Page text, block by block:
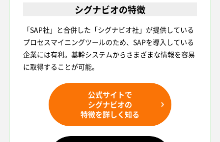
シグナビオの特徴
「SAP社」と合併した「シグナビオ社」が提供している
プロセスマイニングツールのため、SAPを導入している
企業には有利。基幹システムからさまざまな情報を容易
に取得することが可能。
公式サイトで
シグナビオの
特徴を詳しく知る